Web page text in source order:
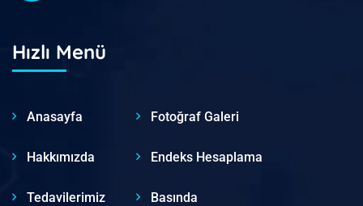
Hızlı Menü
Anasayfa
Hakkımızda
Tedavilerimiz
Fotoğraf Galeri
Endeks Hesaplama
Basında